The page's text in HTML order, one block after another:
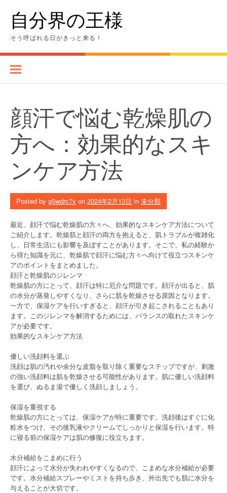
content自分界の王様
そう呼ばれる日がきっと来る！
顔汗で悩む乾燥肌の
方へ：効果的なスキ
ンケア方法
Posted by g5wdrc7v on 2024年2月13日 in 未分類
最近、顔汗で悩む乾燥肌の方々へ、効果的なスキンケア方法について
ご紹介します。乾燥肌と顔汗の両方を抱えると、肌トラブルが複雑化
し、日常生活にも影響を及ぼすことがあります。そこで、私の経験か
ら得た知識を元に、乾燥肌で顔汗に悩む方々へ向けて役立つスキンケ
アのポイントをまとめました。
顔汗と乾燥肌のジレンマ
乾燥肌の方にとって、顔汗は特に厄介な問題です。顔汗が出ると、肌
の水分が蒸発しやすくなり、さらに肌を乾燥させる原因となります。
一方で、保湿ケアを行いすぎると、顔汗が引き起こされることもあり
ます。このジレンマを解消するためには、バランスの取れたスキンケ
アが必要です。
効果的なスキンケア方法
優しい洗顔料を選ぶ
洗顔は肌の汚れや余分な皮脂を取り除く重要なステップですが、刺激
の強い洗顔料は肌を乾燥させる可能性があります。肌に優しい洗顔料
を選び、ぬるま湯で優しく洗顔しましょう。
保湿を重視する
乾燥肌の方にとっては、保湿ケアが特に重要です。洗顔後はすぐに化
粧水をつけ、その後乳液やクリームでしっかりと保湿を行います。特
に寝る前の保湿ケアは肌の修復に役立ちます。
水分補給をこまめに行う
顔汗によって水分が失われやすくなるので、こまめな水分補給が必要
です。水分補給スプレーやミストを持ち歩き、外出先でも肌に水分を
与えることが大切です。